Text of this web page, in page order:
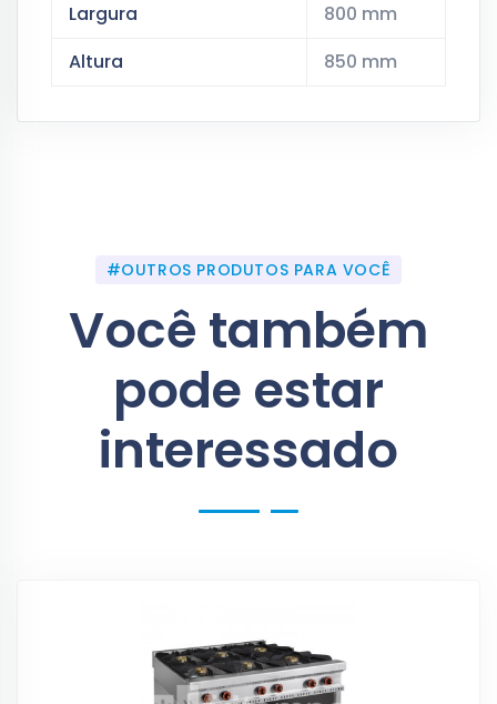
Largura
800 mm
Altura
850 mm
#OUTROS PRODUTOS PARA VOCÊ
Você também
pode estar
interessado